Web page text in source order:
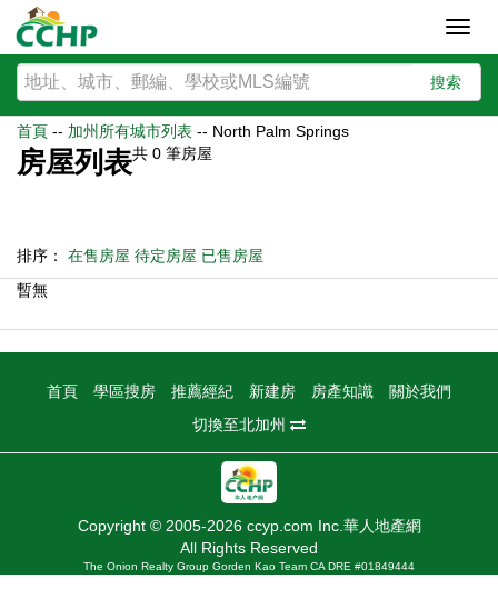
搜索
首頁 -- 加州所有城市列表 -- North Palm Springs
房屋列表共 0 筆房屋
排序： 在售房屋 待定房屋 已售房屋
暫無
首頁 學區搜房 推薦經紀 新建房 房產知識
關於我們
切換至北加州
Copyright © 2005-2026 ccyp.com Inc.華人地產網
All Rights Reserved
The Onion Realty Group Gorden Kao Team CA DRE #01849444